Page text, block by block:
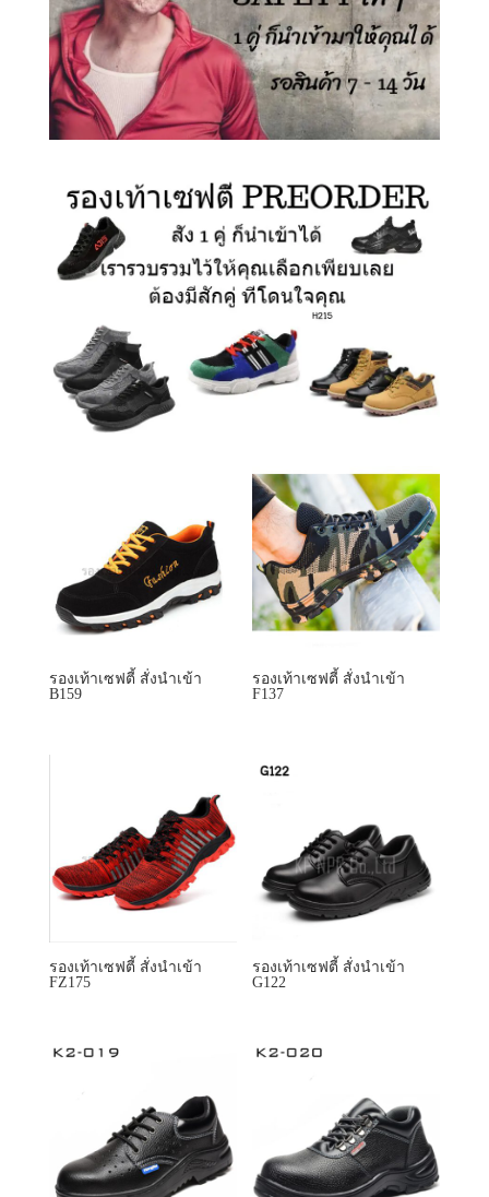
รองเท้าเซฟตี้ สั่งนำเข้า
B159
รองเท้าเซฟตี้ สั่งนำเข้า
F137
รองเท้าเซฟตี้ สั่งนำเข้า
FZ175
รองเท้าเซฟตี้ สั่งนำเข้า
G122